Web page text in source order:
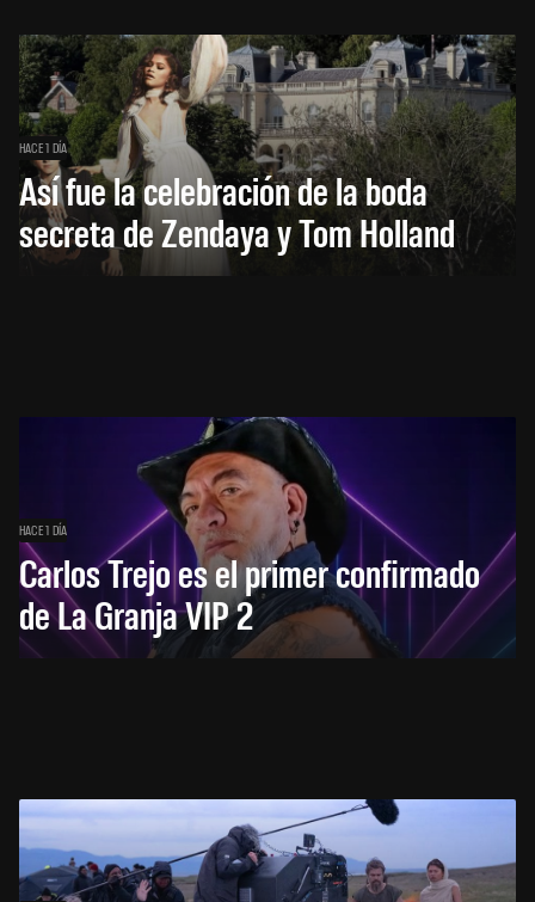
HACE 1 DÍA
Así fue la celebración de la boda
secreta de Zendaya y Tom Holland
HACE 1 DÍA
Carlos Trejo es el primer confirmado
de La Granja VIP 2